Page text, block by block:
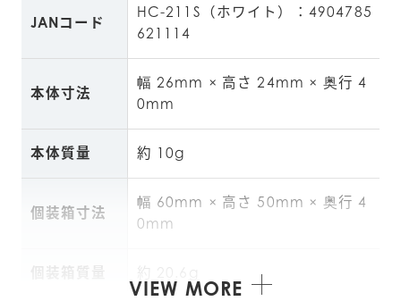
JANコード
HC-211S（ホワイト）：4904785
621114
本体寸法
幅 26mm × 高さ 24mm × 奥行 4
0mm
本体質量 約 10g
個装箱寸法
幅 60mm × 高さ 50mm × 奥行 4
0mm
VIEW MORE